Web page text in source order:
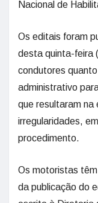
Nacional de
Os editais foram
desta quinta-feira
condutores
administrativo
que resultaram na
irregularidades,
procedimento.
Os motoristas
da publicação do